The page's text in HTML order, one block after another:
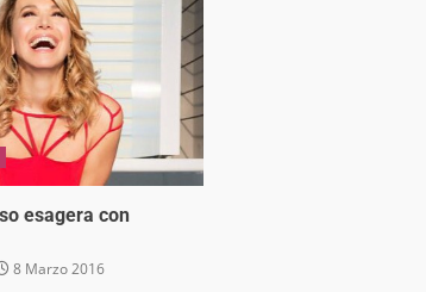
esagera con
8 Marzo 2016